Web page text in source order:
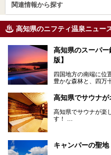
関連情報から探す
高知県のニフティ温泉ニュー
高知県のスーパ
版】
四国地方の南端に位
豊かな森林と、四万
魅力がぎゅっと詰ま
高知県はまた、カツ
で育つ川魚、大皿に
柚子などの柑橘類、
でも知られます。こ
高知県でサウナ
高知県でサウナが楽
す！
ぜひこれを読んで高
キャンパーの聖